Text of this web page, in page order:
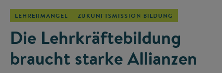
LEHRERMANGEL ZUKUNFTSMISSION BILDUNG
Die Lehrkräftebildung
braucht starke Allianzen